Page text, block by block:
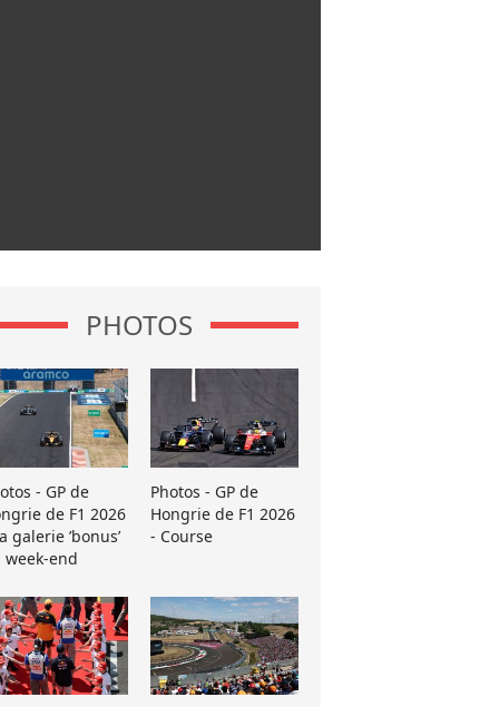
PHOTOS
- GP de
de F1 2026
galerie ’bonus’
week-end
Photos - GP de
Hongrie de F1 2026
- Course